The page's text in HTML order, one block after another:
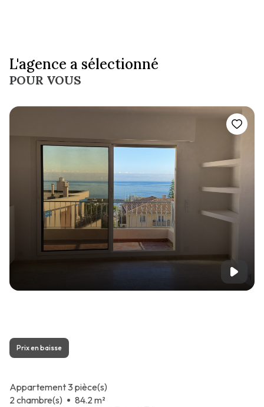
L'agence a sélectionné
POUR VOUS
Prix en baisse
Appartement 3 pièce(s)
2 chambre(s)
84.2 m²